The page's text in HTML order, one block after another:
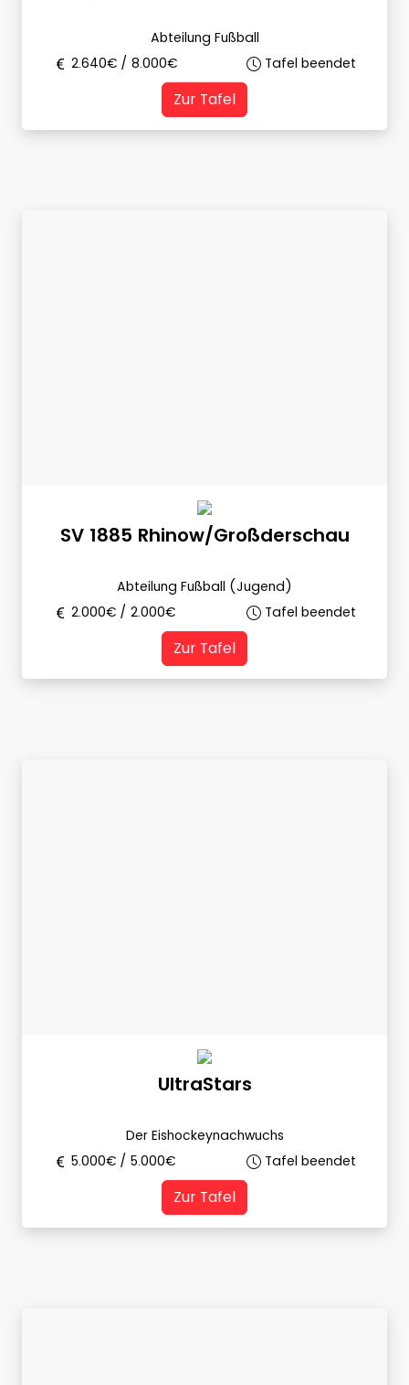
Abteilung Fußball
2.640€ / 8.000€ Tafel beendet
Zur Tafel
SV 1885 Rhinow/Großderschau
Abteilung Fußball (Jugend)
2.000€ / 2.000€ Tafel beendet
Zur Tafel
UltraStars
Der Eishockeynachwuchs
5.000€ / 5.000€ Tafel beendet
Zur Tafel